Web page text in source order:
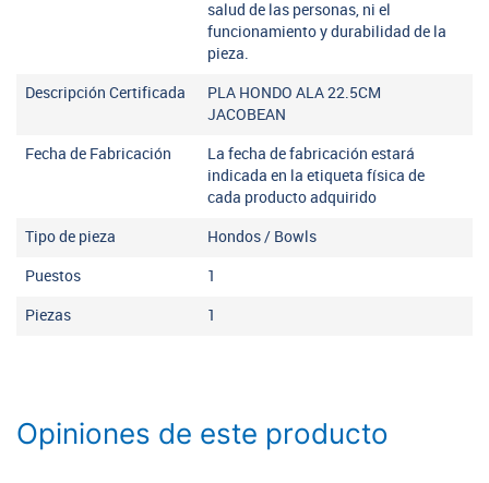
salud de las personas, ni el
funcionamiento y durabilidad de la
pieza.
Descripción Certificada
PLA HONDO ALA 22.5CM
JACOBEAN
Fecha de Fabricación
La fecha de fabricación estará
indicada en la etiqueta física de
cada producto adquirido
Tipo de pieza Hondos / Bowls
Puestos 1
Piezas 1
Opiniones de este producto